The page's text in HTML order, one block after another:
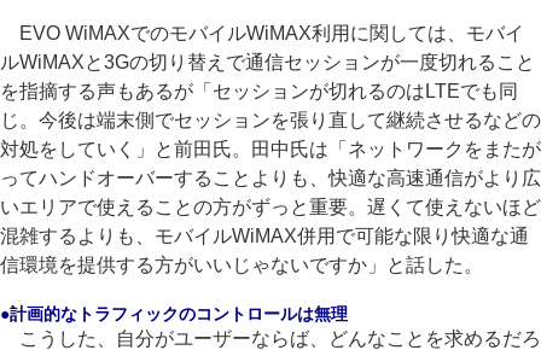
EVO WiMAXでのモバイルWiMAX利用に関しては、モバイ
ルWiMAXと3Gの切り替えで通信セッションが一度切れること
を指摘する声もあるが「セッションが切れるのはLTEでも同
じ。今後は端末側でセッションを張り直して継続させるなどの
対処をしていく」と前田氏。田中氏は「ネットワークをまたが
ってハンドオーバーすることよりも、快適な高速通信がより広
いエリアで使えることの方がずっと重要。遅くて使えないほど
混雑するよりも、モバイルWiMAX併用で可能な限り快適な通
信環境を提供する方がいいじゃないですか」と話した。
●計画的なトラフィックのコントロールは無理
こうした、自分がユーザーならば、どんなことを求めるだろ